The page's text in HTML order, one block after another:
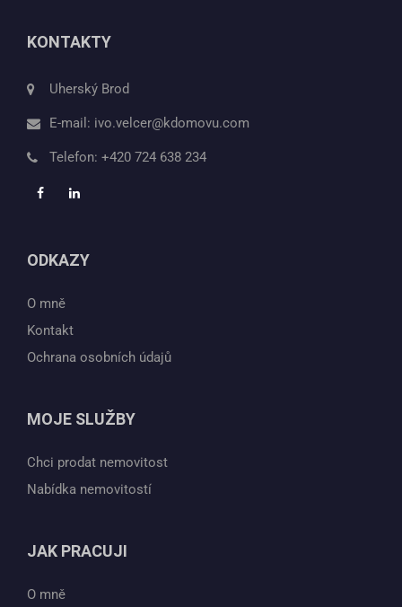
KONTAKTY
Uherský Brod
E-mail: ivo.velcer@kdomovu.com
Telefon: +420 724 638 234
ODKAZY
O mně
Kontakt
Ochrana osobních údajů
MOJE SLUŽBY
Chci prodat nemovitost
Nabídka nemovitostí
JAK PRACUJI
O mně